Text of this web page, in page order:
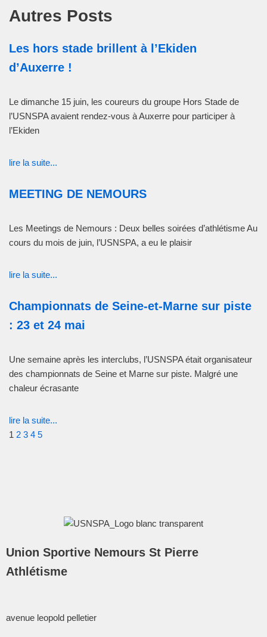
Autres Posts
Les hors stade brillent à l’Ekiden
d’Auxerre !
Le dimanche 15 juin, les coureurs du groupe Hors Stade de
l’USNSPA avaient rendez-vous à Auxerre pour participer à
l’Ekiden
lire la suite...
MEETING DE NEMOURS
Les Meetings de Nemours : Deux belles soirées d’athlétisme Au
cours du mois de juin, l’USNSPA, a eu le plaisir
lire la suite...
Championnats de Seine-et-Marne sur piste
: 23 et 24 mai
Une semaine après les interclubs, l’USNSPA était organisateur
des championnats de Seine et Marne sur piste. Malgré une
chaleur écrasante
lire la suite...
1 2 3 4 5
Union Sportive Nemours St Pierre
Athlétisme
avenue leopold pelletier